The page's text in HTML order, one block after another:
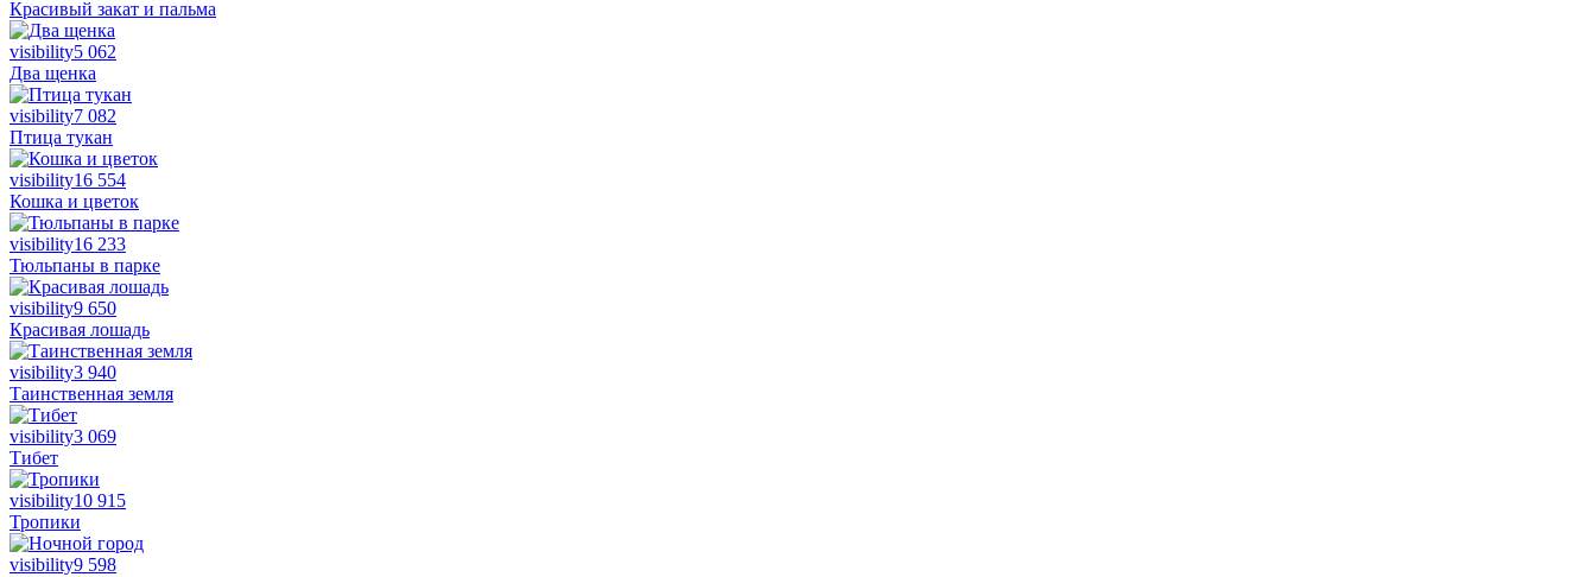
Красивый закат и пальма
visibility5 062
Два щенка
visibility7 082
Птица тукан
visibility16 554
Кошка и цветок
visibility16 233
Тюльпаны в парке
visibility9 650
Красивая лошадь
visibility3 940
Таинственная земля
visibility3 069
Тибет
visibility10 915
Тропики
visibility9 598